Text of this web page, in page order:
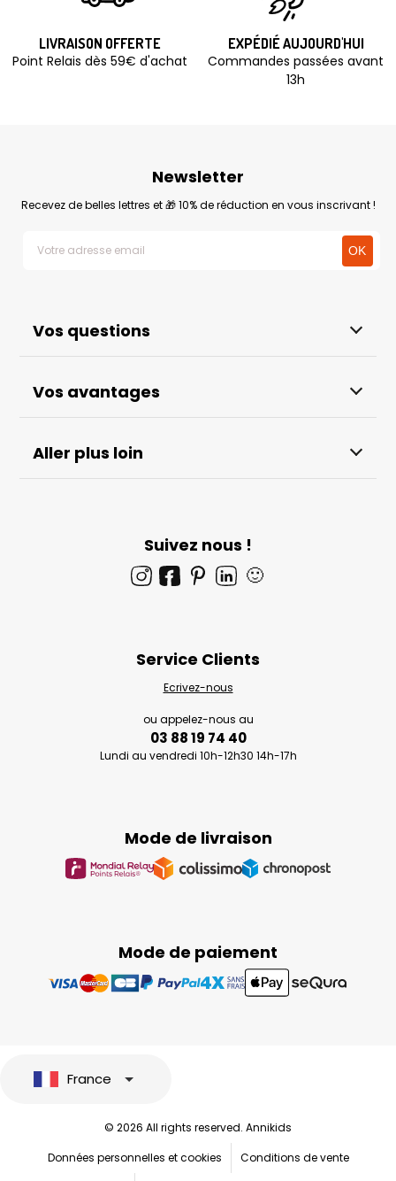
LIVRAISON OFFERTE
Point Relais dès 59€ d'achat
EXPÉDIÉ AUJOURD'HUI
Commandes passées avant
13h
Vos questions
Vos avantages
Aller plus loin
Newsletter
Recevez de belles lettres et 🎁 10% de réduction en vous inscrivant !
Suivez nous !
🙂
Mode de paiement
Mode de livraison
Service Clients
Ecrivez-nous
ou appelez-nous au
03 88 19 74 40
Lundi au vendredi 10h-12h30 14h-17h
France
© 2026 All rights reserved. Annikids
Données personnelles et cookies
Conditions de vente